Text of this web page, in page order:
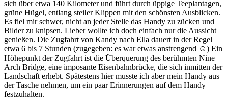
sich über etwa 140 Kilometer und führt durch üppige Teeplantagen,
grüne Hügel, entlang steiler Klippen mit den schönsten Ausblicken.
Es fiel mir schwer, nicht an jeder Stelle das Handy zu zücken und
Bilder zu knipsen. Lieber wollte ich doch einfach nur die Aussicht
genießen. Die Zugfahrt von Kandy nach Ella dauert in der Regel
etwa 6 bis 7 Stunden (zugegeben: es war etwas anstrengend ☺) Ein
Höhepunkt der Zugfahrt ist die Überquerung des berühmten Nine
Arch Bridge, eine imposante Eisenbahnbrücke, die sich inmitten der
Landschaft erhebt. Spätestens hier musste ich aber mein Handy aus
der Tasche nehmen, um ein paar Erinnerungen auf dem Handy
festzuhalten.